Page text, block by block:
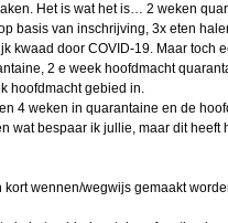
Legpenning
IBT trainer in
Curaçao
Korpsstatus, hoe nu
verder
Weerbaarheidstrainer
Het is wat het is… 2 weken
basis van inschrijving, 3x eten
kwaad door COVID-19. Maar toch
2 e week hoofdmacht
hoofdmacht gebied in.
4 weken in quarantaine en de
wat bespaar ik jullie, maar dit
wennen/wegwijs gemaakt